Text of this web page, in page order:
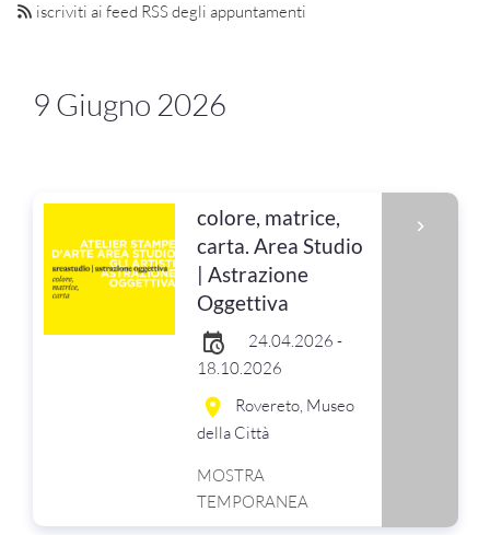
iscriviti ai feed RSS degli appuntamenti
9 Giugno 2026
colore, matrice,
carta. Area Studio
| Astrazione
Oggettiva
24.04.2026 -
18.10.2026
Rovereto, Museo
della Città
MOSTRA
TEMPORANEA